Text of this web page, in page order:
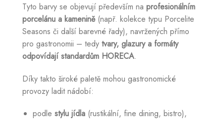
Tyto barvy se objevují především na profesionálním
porcelánu a kamenině(např. kolekce typu Porcelite
Seasons či další barevné řady), navržených přímo
pro gastronomii – tedy tvary, glazury a formáty
odpovídají standardům HORECA.
Díky takto široké paletě mohou gastronomické
provozy ladit nádobí:
podle stylu jídla(rustikální, fine dining, bistro),